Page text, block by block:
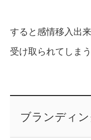
すると感情移入出
受け取られてしまう
ブランディ